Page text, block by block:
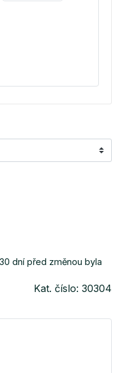
dní před změnou byla
Kat. číslo: 30304